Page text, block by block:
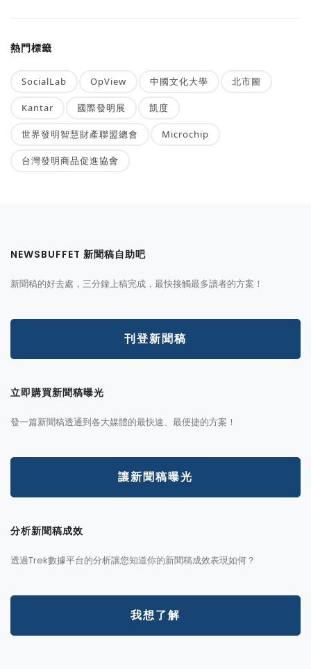
熱門標籤
SocialLab OpView 中國文化大學 北市圖
Kantar 國際發明展 凱度
世界發明智慧財產聯盟總會 Microchip
台灣發明商品促進協會
NEWSBUFFET 新聞稿自助吧
新聞稿的好去處，三分鐘上稿完成，最快接觸最多讀者的方案！
刊登新聞稿
立即購買新聞稿曝光
發一篇新聞稿透通到各大媒體的最快速、最便捷的方案！
讓新聞稿曝光
分析新聞稿成效
透過Trek數據平台的分析讓您知道你的新聞稿成效表現如何？
我想了解